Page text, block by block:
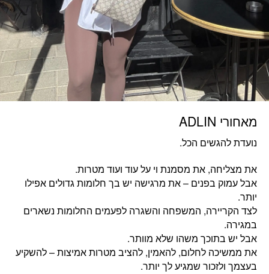
מאחורי ADLIN
נועדת להגשים הכל.
את מצליחה, את מסמנת וי על עוד ועוד מטרות.
אבל עמוק בפנים – את מרגישה יש בך חלומות גדולים אפילו
יותר.
לצד הקריירה, המשפחה והשגרה לפעמים החלומות נשארים
במגירה.
אבל יש בתוכך משהו שלא מוותר.
את ממשיכה לחלום, להאמין, להציב מטרות אמיצות – להשקיע
בעצמך ולזכור שמגיע לך יותר.